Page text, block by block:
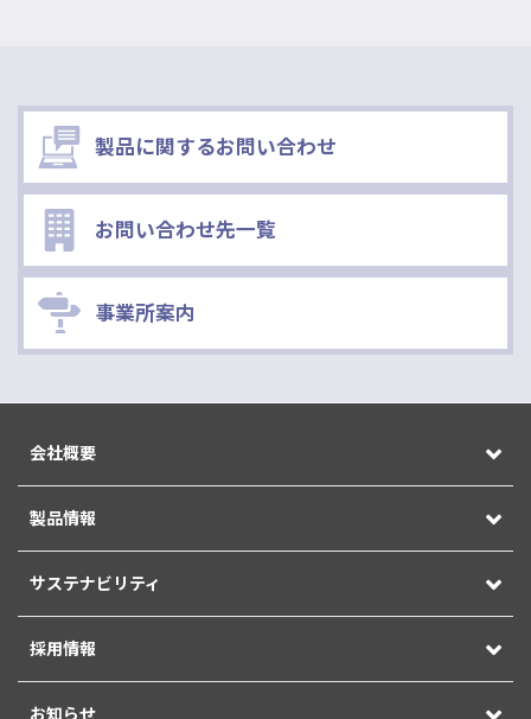
製品に関するお問い合わせ
お問い合わせ先一覧
事業所案内
会社概要
製品情報
サステナビリティ
採用情報
お知らせ